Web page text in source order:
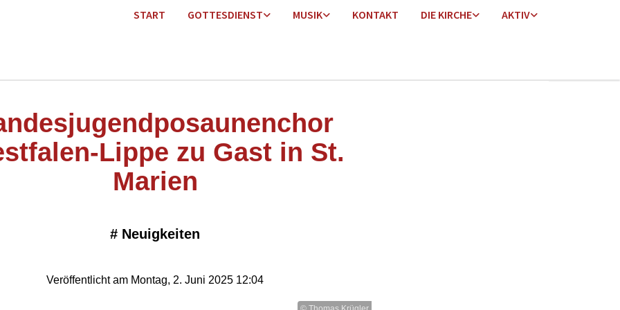
START GOTTESDIENST MUSIK KONTAKT DIE KIRCHE AKTIV
Lippe zu Gast in St.
Marien
# Neuigkeiten
Veröffentlicht am Montag, 2. Juni 2025 12:04